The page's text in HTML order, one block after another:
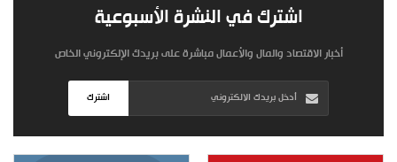
اشترك في النشرة الأسبوعية
أخبار الاقتصاد والمال والأعمال مباشرة على بريدك الإلكتروني الخاص
اشترك